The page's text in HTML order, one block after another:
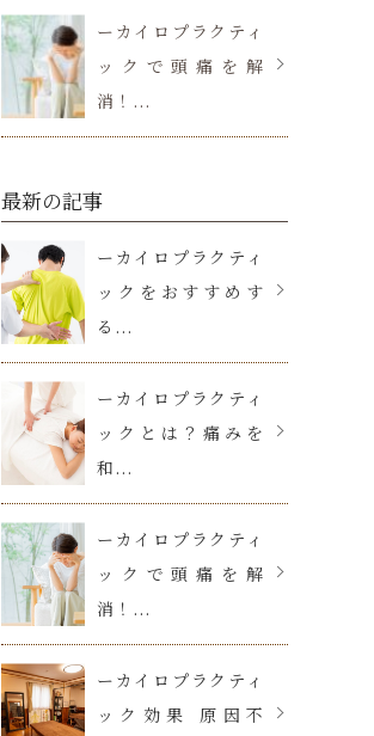
ーカイロプラクティ
ックで頭痛を解
消！...
最新の記事
ーカイロプラクティ
ックをおすすめす
る...
ーカイロプラクティ
ックとは？痛みを
和...
ーカイロプラクティ
ックで頭痛を解
消！...
ーカイロプラクティ
ック効果 原因不